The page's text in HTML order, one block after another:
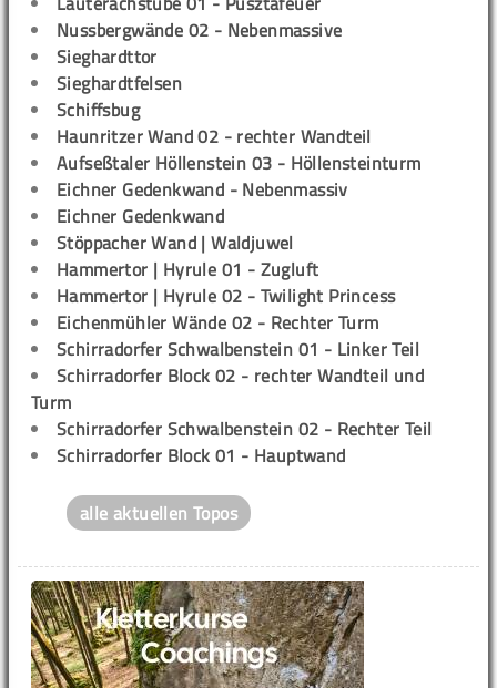
Nussbergwände 02 - Nebenmassive
Sieghardttor
Sieghardtfelsen
Schiffsbug
Haunritzer Wand 02 - rechter Wandteil
Aufseßtaler Höllenstein 03 - Höllensteinturm
Eichner Gedenkwand - Nebenmassiv
Eichner Gedenkwand
Stöppacher Wand | Waldjuwel
Hammertor | Hyrule 01 - Zugluft
Hammertor | Hyrule 02 - Twilight Princess
Eichenmühler Wände 02 - Rechter Turm
Schirradorfer Schwalbenstein 01 - Linker Teil
Schirradorfer Block 02 - rechter Wandteil und
Turm
Schirradorfer Schwalbenstein 02 - Rechter Teil
Schirradorfer Block 01 - Hauptwand
alle aktuellen Topos